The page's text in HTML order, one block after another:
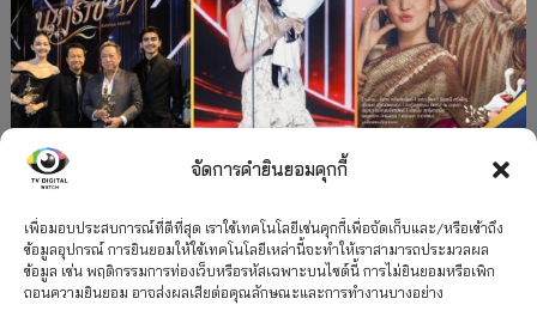
จัดการคำยินยอมคุกกี้
เพื่อมอบประสบการณ์ที่ดีที่สุด เราใช้เทคโนโลยีเช่นคุกกี้เพื่อจัดเก็บและ/หรือเข้าถึง
ข้อมูลอุปกรณ์ การยินยอมให้ใช้เทคโนโลยีเหล่านี้จะทำให้เราสามารถประมวลผล
ข้อมูล เช่น พฤติกรรมการท่องเว็บหรือรหัสเฉพาะบนไซต์นี้ การไม่ยินยอมหรือเพิก
ถอนความยินยอม อาจส่งผลเสียต่อคุณลักษณะและการทำงานบางอย่าง
”คุณพี่เจ้าขาดิฉันเป็นห่านมิใช่หงส์” กวาดรางวัล
เพียบ จาก 8 เวที